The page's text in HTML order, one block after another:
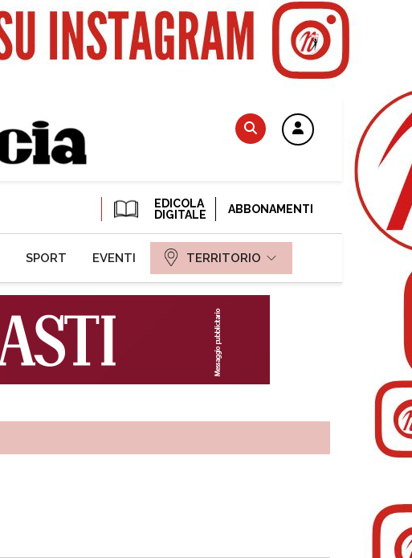
EDICOLA
DIGITALE
ABBONAMENTI
SPORT EVENTI TERRITORIO